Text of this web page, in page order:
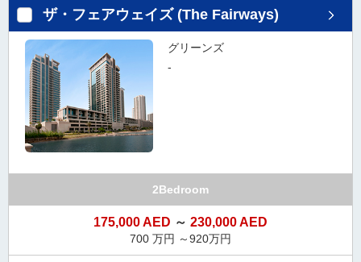
情
ザ・フェアウェイズ (The Fairways)
グリーンズ
-
2Bedroom
175,000 AED ～ 230,000 AED
700 万円 ～920万円